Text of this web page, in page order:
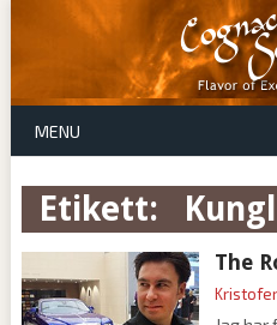
MENU
Etikett:
The